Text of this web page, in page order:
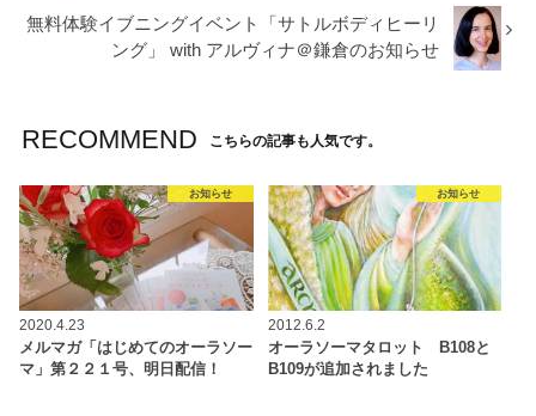
無料体験イブニングイベント「サトルボディヒーリ
ング」 with アルヴィナ＠鎌倉のお知らせ
RECOMMEND こちらの記事も人気です。
お知らせ
2020.4.23
メルマガ「はじめてのオーラソー
マ」第２２１号、明日配信！
お知らせ
2012.6.2
オーラソーマタロット B108と
B109が追加されました